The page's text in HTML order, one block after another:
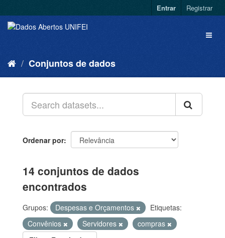
Entrar Registrar
Conjuntos de dados
Ordenar por
14 conjuntos de dados
encontrados
Grupos: Despesas e Orçamentos
Etiquetas:
Convênios
Servidores
compras